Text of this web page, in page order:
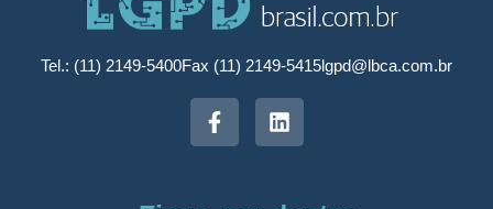
Tel.: (11) 2149-5400Fax (11) 2149-5415lgpd@lbca.com.br